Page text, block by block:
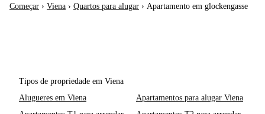
Começar › Viena › Quartos para alugar › Apartamento em glockengasse
Tipos de propriedade em Viena
Alugueres em Viena
Apartamentos para alugar Viena